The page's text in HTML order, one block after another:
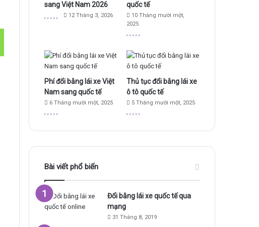
sang Việt Nam 2026
12 Tháng 3, 2026
quốc tế
10 Tháng mười một,
2025
Phí đổi bằng lái xe Việt
Nam sang quốc tế
6 Tháng mười một, 2025
Thủ tục đổi bằng lái xe
ô tô quốc tế
5 Tháng mười một, 2025
Bài viết phổ biến
Đổi bằng lái xe quốc tế qua
mạng
31 Tháng 8, 2019